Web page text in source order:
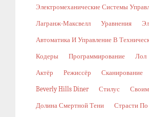
Электромеханические Системы
Лагранж-Максвелл Уравнения
Автоматика И Управление В
Кодеры Программирование Лол
Актёр Режиссёр Сканирование
Beverly Hills Diner Стилус
Долина Смертной Тени Страсти